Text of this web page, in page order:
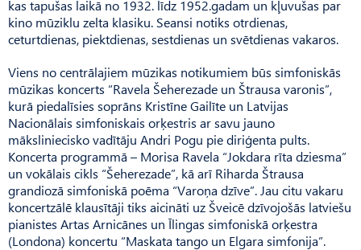
kas tapušas laikā no 1932. līdz 1952.gadam un kļuvušas par
kino mūziklu zelta klasiku. Seansi notiks otrdienas,
ceturtdienas, piektdienas, sestdienas un svētdienas vakaros.
Viens no centrālajiem mūzikas notikumiem būs simfoniskās
mūzikas koncerts “Ravela Šeherezade un Štrausa varonis”,
kurā piedalīsies soprāns Kristīne Gailīte un Latvijas
Nacionālais simfoniskais orķestris ar savu jauno
māksliniecisko vadītāju Andri Pogu pie diriģenta pults.
Koncerta programmā – Morisa Ravela “Jokdara rīta dziesma”
un vokālais cikls “Šeherezade”, kā arī Riharda Štrausa
grandiozā simfoniskā poēma “Varoņa dzīve”. Jau citu vakaru
koncertzālē klausītāji tiks aicināti uz Šveicē dzīvojošās latviešu
pianistes Artas Arnicānes un Īlingas simfoniskā orķestra
(Londona) koncertu “Maskata tango un Elgara simfonija”.